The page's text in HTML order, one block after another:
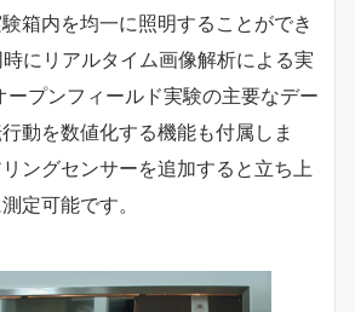
箱内を均一に照明することができ
にリアルタイム画像解析による実
プンフィールド実験の主要なデー
動を数値化する機能も付属しま
ングセンサーを追加すると立ち上
定可能です。